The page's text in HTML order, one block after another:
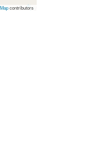
contributors